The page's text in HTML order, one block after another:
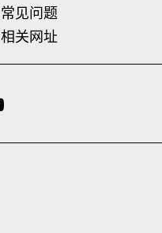
常见问题
相关网址